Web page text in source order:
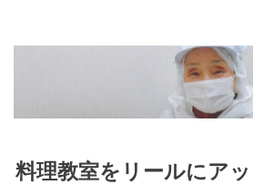
料理教室をリールにア